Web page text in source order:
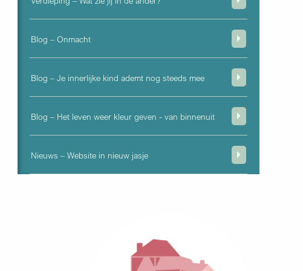
Blog – Onmacht
Blog – Je innerlijke kind ademt nog steeds mee
Blog – Het leven weer kleur geven - van binnenuit
Nieuws – Website in nieuw jasje